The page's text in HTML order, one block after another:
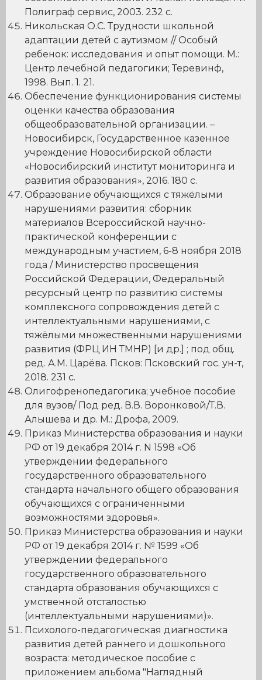
Полиграф сервис, 2003. 232 с.
Никольская О.С. Трудности школьной
адаптации детей с аутизмом // Особый
ребенок: исследования и опыт помощи. М.:
Центр лечебной педагогики; Теревинф,
1998. Вып. 1. 21.
Обеспечение функционирования системы
оценки качества образования
общеобразовательной организации. –
Новосибирск, Государственное казенное
учреждение Новосибирской области
«Новосибирский институт мониторинга и
развития образования», 2016. 180 с.
Образование обучающихся с тяжёлыми
нарушениями развития: сборник
материалов Всероссийской научно-
практической конференции с
международным участием, 6-8 ноября 2018
года / Министерство просвещения
Российской Федерации, Федеральный
ресурсный центр по развитию системы
комплексного сопровождения детей с
интеллектуальными нарушениями, с
тяжёлыми множественными нарушениями
развития (ФРЦ ИН ТМНР) [и др.] ; под общ.
ред. А.М. Царёва. Псков: Псковский гос. ун-т,
2018. 231 с.
Олигофренопедагогика; учебное пособие
для вузов/ Под ред. В.В. Воронковой/Т.В.
Алышева и др. М.: Дрофа, 2009.
Приказ Министерства образования и науки
РФ от 19 декабря 2014 г. N 1598 «Об
утверждении федерального
государственного образовательного
стандарта начального общего образования
обучающихся с ограниченными
возможностями здоровья».
Приказ Министерства образования и науки
РФ от 19 декабря 2014 г. № 1599 «Об
утверждении федерального
государственного образовательного
стандарта образования обучающихся с
умственной отсталостью
(интеллектуальными нарушениями)».
Психолого-педагогическая диагностика
развития детей раннего и дошкольного
возраста: методическое пособие с
приложением альбома "Наглядный